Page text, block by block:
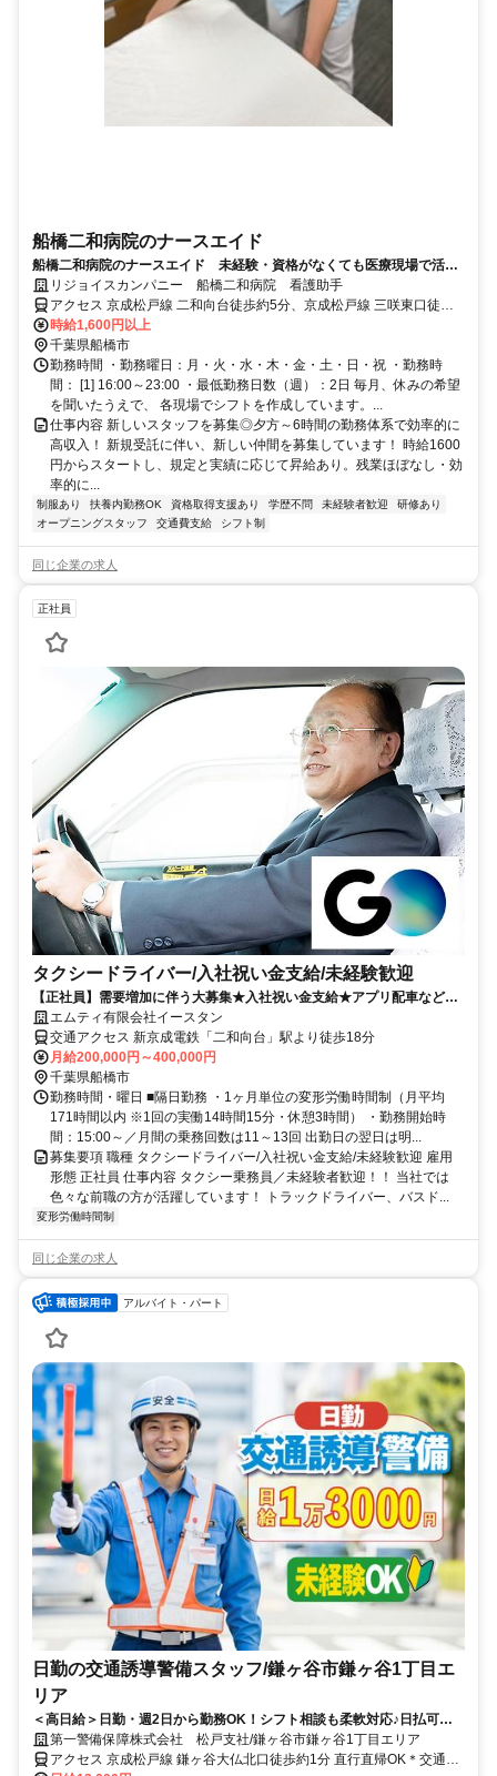
船橋二和病院のナースエイド
船橋二和病院のナースエイド 未経験・資格がなくても医療現場で活躍
できる☆2025年5月～オープニング
リジョイスカンパニー 船橋二和病院 看護助手
アクセス 京成松戸線 二和向台徒歩約5分、京成松戸線 三咲東口徒歩
約12分、京成松戸線 鎌ヶ谷大仏南口徒歩約16分
時給1,600円以上
千葉県船橋市
勤務時間 ・勤務曜日：月・火・水・木・金・土・日・祝 ・勤務時
間： [1] 16:00～23:00 ・最低勤務日数（週）：2日 毎月、休みの希望
を聞いたうえで、 各現場でシフトを作成しています。...
仕事内容 新しいスタッフを募集◎夕方～6時間の勤務体系で効率的に
高収入！ 新規受託に伴い、新しい仲間を募集しています！ 時給1600
円からスタートし、規定と実績に応じて昇給あり。残業ほぼなし・効
率的に...
制服あり 扶養内勤務OK 資格取得支援あり 学歴不問 未経験者歓迎
研修あり
オープニングスタッフ
交通費支給 シフト制
同じ企業の求人
正社員
タクシードライバー/入社祝い金支給/未経験歓迎
【正社員】需要増加に伴う大募集★入社祝い金支給★アプリ配車など充
実★未経験大歓迎
エムティ有限会社イースタン
交通アクセス 新京成電鉄「二和向台」駅より徒歩18分
月給200,000円～400,000円
千葉県船橋市
勤務時間・曜日 ■隔日勤務 ・1ヶ月単位の変形労働時間制（月平均
171時間以内 ※1回の実働14時間15分・休憩3時間） ・勤務開始時
間：15:00～／月間の乗務回数は11～13回 出勤日の翌日は明...
募集要項 職種 タクシードライバー/入社祝い金支給/未経験歓迎 雇用
形態 正社員 仕事内容 タクシー乗務員／未経験者歓迎！！ 当社では
色々な前職の方が活躍しています！ トラックドライバー、バスド...
変形労働時間制
同じ企業の求人
アルバイト・パート
日勤の交通誘導警備スタッフ/鎌ヶ谷市鎌ヶ谷1丁目エ
リア
＜高日給＞日勤・週2日から勤務OK！シフト相談も柔軟対応♪日払可◎
未経験歓迎★
第一警備保障株式会社 松戸支社/鎌ヶ谷市鎌ヶ谷1丁目エリア
アクセス 京成松戸線 鎌ヶ谷大仏北口徒歩約1分 直行直帰OK＊交通費